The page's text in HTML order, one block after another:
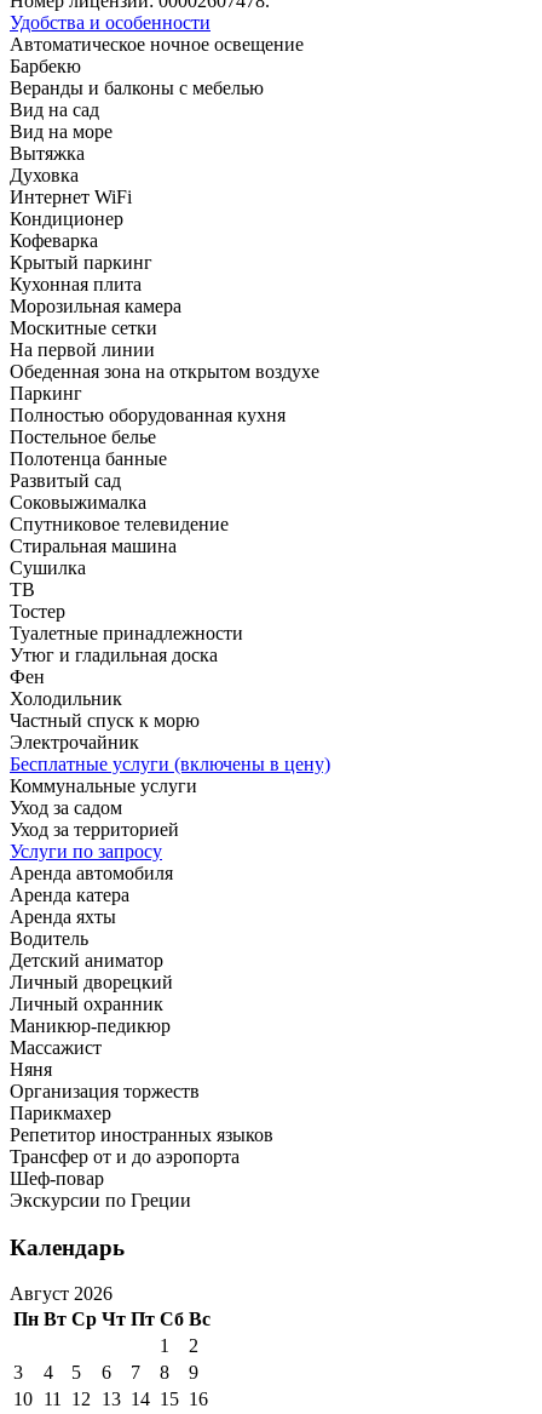
Удобства и особенности
Автоматическое ночное освещение
Барбекю
Веранды и балконы с мебелью
Вид на сад
Вид на море
Вытяжка
Духовка
Интернет WiFi
Кондиционер
Кофеварка
Крытый паркинг
Кухонная плита
Морозильная камера
Москитные сетки
На первой линии
Обеденная зона на открытом воздухе
Паркинг
Полностью оборудованная кухня
Постельное белье
Полотенца банные
Развитый сад
Соковыжималка
Спутниковое телевидение
Стиральная машина
Сушилка
ТВ
Тостер
Туалетные принадлежности
Утюг и гладильная доска
Фен
Холодильник
Частный спуск к морю
Электрочайник
Бесплатные услуги (включены в цену)
Коммунальные услуги
Уход за садом
Уход за территорией
Услуги по запросу
Аренда автомобиля
Аренда катера
Аренда яхты
Водитель
Детский аниматор
Личный дворецкий
Личный охранник
Маникюр-педикюр
Массажист
Няня
Организация торжеств
Парикмахер
Репетитор иностранных языков
Трансфер от и до аэропорта
Шеф-повар
Экскурсии по Греции
Календарь
Август 2026
Пн Вт Ср Чт Пт Сб Вс
1
2
3
4 5 6 7 8
9
10 11 12 13 14 15 16